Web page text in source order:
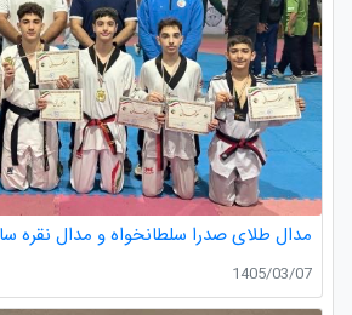
1405/03/07